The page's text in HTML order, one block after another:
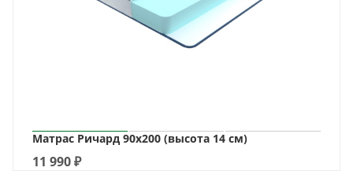
Матрас Ричард 90х200 (высота 14 см)
11 990₽